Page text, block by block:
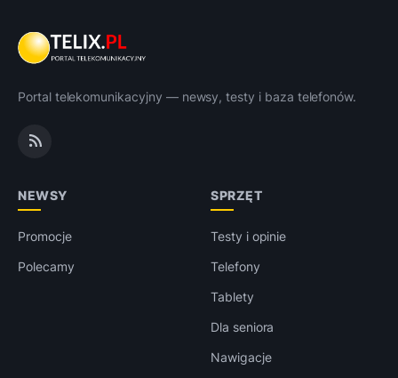
Portal telekomunikacyjny — newsy, testy i baza telefonów.
NEWSY
Promocje
Polecamy
SPRZĘT
Testy i opinie
Telefony
Tablety
Dla seniora
Nawigacje